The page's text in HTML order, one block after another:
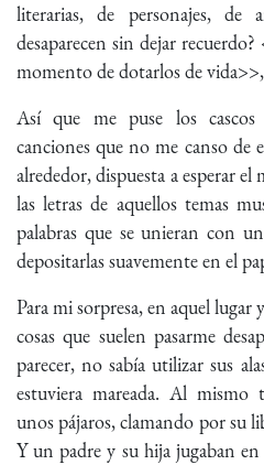
literarias, de personajes, de
desaparecen sin dejar
momento de dotarlos de
Así que me puse los
canciones que no me canso de
alrededor, dispuesta a esperar
las letras de aquellos temas
palabras que se unieran con
depositarlas suavemente en el
Para mi sorpresa, en aquel
cosas que suelen pasarme
parecer, no sabía utilizar sus
estuviera mareada. Al
unos pájaros, clamando por su
Y un padre y su hija jugaban